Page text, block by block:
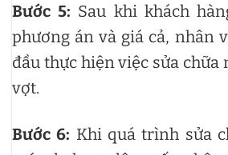
Bước 5: Sau khi khách
phương án và giá cả, nhân
đầu thực hiện việc sửa chữa
vợt.
Bước 6: Khi quá trình sửa